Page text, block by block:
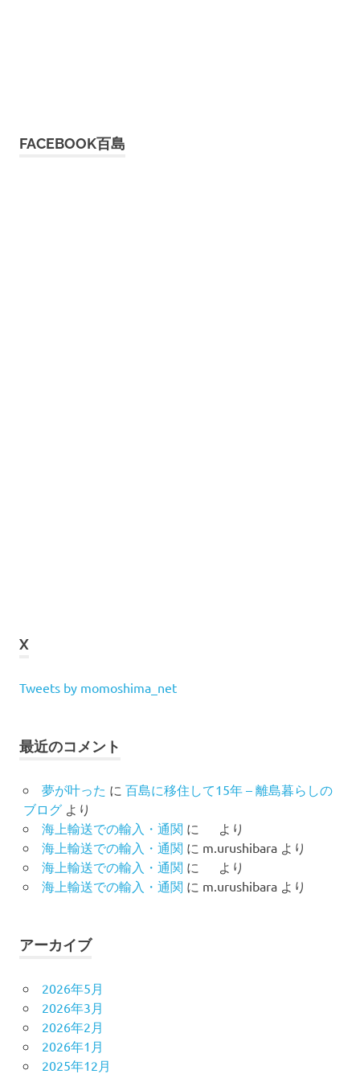
FACEBOOK百島
X
Tweets by momoshima_net
最近のコメント
夢が叶った に 百島に移住して15年 – 離島暮らしの
ブログより
海上輸送での輸入・通関 に
より
海上輸送での輸入・通関 に m.urushibaraより
海上輸送での輸入・通関 に
より
海上輸送での輸入・通関 に m.urushibaraより
アーカイブ
2026年5月
2026年3月
2026年2月
2026年1月
2025年12月